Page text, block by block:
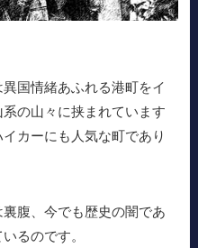
国情緒あふれる港町をイ
の山々に挟まれています
カーにも人気な町であり
腹、今でも歴史の闇であ
るのです。